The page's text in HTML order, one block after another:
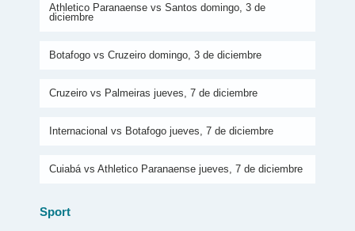
Athletico Paranaense vs Santos domingo, 3 de
diciembre
Botafogo vs Cruzeiro domingo, 3 de diciembre
Cruzeiro vs Palmeiras jueves, 7 de diciembre
Internacional vs Botafogo jueves, 7 de diciembre
Cuiabá vs Athletico Paranaense jueves, 7 de diciembre
Sport